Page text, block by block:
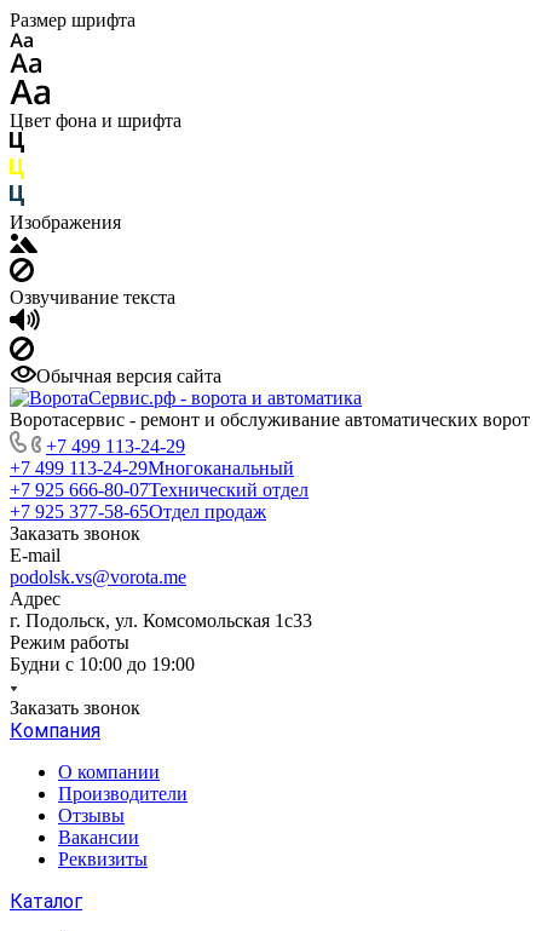
Размер шрифта
Цвет фона и шрифта
Изображения
Озвучивание текста
Обычная версия сайта
Воротасервис - ремонт и обслуживание автоматических ворот
+7 499 113-24-29
+7 499 113-24-29Многоканальный
+7 925 666-80-07Технический отдел
+7 925 377-58-65Отдел продаж
Заказать звонок
E-mail
podolsk.vs@vorota.me
Адрес
г. Подольск, ул. Комсомольская 1с33
Режим работы
Будни с 10:00 до 19:00
Заказать звонок
Компания
О компании
Производители
Отзывы
Вакансии
Реквизиты
Каталог